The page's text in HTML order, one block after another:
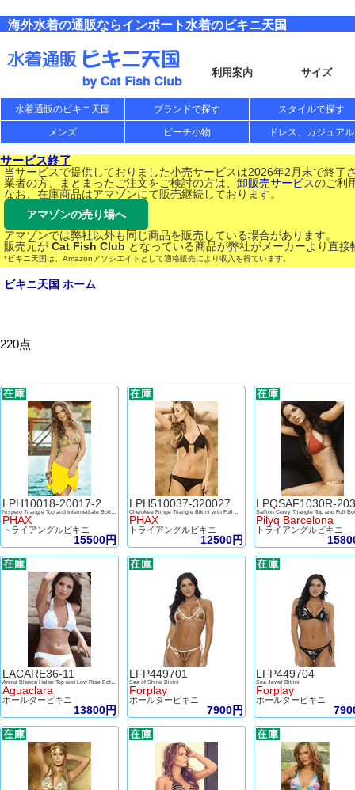
海外水着の通販ならインポート水着のビキニ天国
利用案内 サイズ
水着通販のビキニ天国 ブランドで探す スタイルで探す
メンズ ビーチ小物 ドレス、カジュアル
サービス終了
当サービスで提供しておりました小売サービスは2026年2月末で終了
業者の方、まとまったご注文をご検討の方は、 卸販売サービスのご利
なお、在庫商品はアマゾンにて販売継続しております。
アマゾンの売り場へ
アマゾンでは弊社以外も同じ商品を販売している場合があります。
販売元が Cat Fish Club となっている商品が弊社がメーカーより直
*ビキニ天国は、Amazonアソシエイトとして適格販売により収入を得ています。
ビキニ天国 ホーム
220点
PHAX
トライアングルビキニ
15500円
LPH510037-320027
PHAX
トライアングルビキニ
12500円
LPQSAF1030R-
Saffron Curvy Triangle Top and Full
Pilyq Barcelona
トライアングルビキニ
LACARE36-11
Aguaclara
ホールタービキニ
13800円
LFP449701
Sea of Shine Bikini
Forplay
ホールタービキニ
7900円
LFP449704
Sea Jewel Bikini
Forplay
ホールタービキニ